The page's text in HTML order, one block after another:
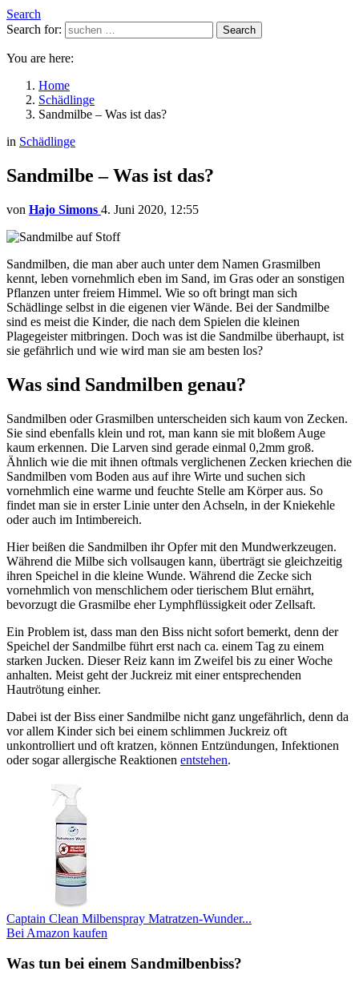
Search
Search for:
Search
You are here:
Home
Schädlinge
Sandmilbe – Was ist das?
in Schädlinge
Sandmilbe – Was ist das?
von Hajo Simons 4. Juni 2020, 12:55
Sandmilben, die man aber auch unter dem Namen Grasmilben
kennt, leben vornehmlich eben im Sand, im Gras oder an sonstigen
Pflanzen unter freiem Himmel. Wie so oft bringt man sich
Schädlinge selbst in die eigenen vier Wände. Bei der Sandmilbe
sind es meist die Kinder, die nach dem Spielen die kleinen
Plagegeister mitbringen. Doch was ist die Sandmilbe überhaupt, ist
sie gefährlich und wie wird man sie am besten los?
Was sind Sandmilben genau?
Sandmilben oder Grasmilben unterscheiden sich kaum von Zecken.
Sie sind ebenfalls klein und rot, man kann sie mit bloßem Auge
kaum erkennen. Die Larven sind gerade einmal 0,2mm groß.
Ähnlich wie die mit ihnen oftmals verglichenen Zecken kriechen die
Sandmilben vom Boden aus auf ihre Wirte und suchen sich
vornehmlich eine warme und feuchte Stelle am Körper aus. So
findet man sie in erster Linie unter den Achseln, in der Kniekehle
oder auch im Intimbereich.
Hier beißen die Sandmilben ihr Opfer mit den Mundwerkzeugen.
Während die Milbe sich vollsaugen kann, überträgt sie gleichzeitig
ihren Speichel in die kleine Wunde. Während die Zecke sich
vornehmlich von menschlichem oder tierischem Blut ernährt,
bevorzugt die Grasmilbe eher Lymphflüssigkeit oder Zellsaft.
Ein Problem ist, dass man den Biss nicht sofort bemerkt, denn der
Speichel der Sandmilbe führt erst nach ca. einem Tag zu einem
starken Jucken. Dieser Reiz kann im Zweifel bis zu einer Woche
anhalten. Meist geht der Juckreiz mit einer entsprechenden
Hautrötung einher.
Dabei ist der Biss einer Sandmilbe nicht ganz ungefährlich, denn da
vor allem Kinder sich bei einem schlimmen Juckreiz oft
unkontrolliert und oft kratzen, können Entzündungen, Infektionen
oder sogar allergische Reaktionen entstehen.
Captain Clean Milbenspray Matratzen-Wunder...
Bei Amazon kaufen
Was tun bei einem Sandmilbenbiss?